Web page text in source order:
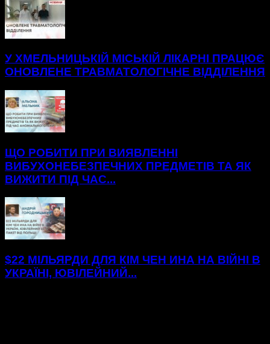
У ХМЕЛЬНИЦЬКІЙ МІСЬКІЙ ЛІКАРНІ ПРАЦЮЄ
ОНОВЛЕНЕ ТРАВМАТОЛОГІЧНЕ ВІДДІЛЕННЯ
ЩО РОБИТИ ПРИ ВИЯВЛЕННІ
ВИБУХОНЕБЕЗПЕЧНИХ ПРЕДМЕТІВ ТА ЯК
ВИЖИТИ ПІД ЧАС...
$22 МІЛЬЯРДИ ДЛЯ КІМ ЧЕН ИНА НА ВІЙНІ В
УКРАЇНІ, ЮВІЛЕЙНИЙ...